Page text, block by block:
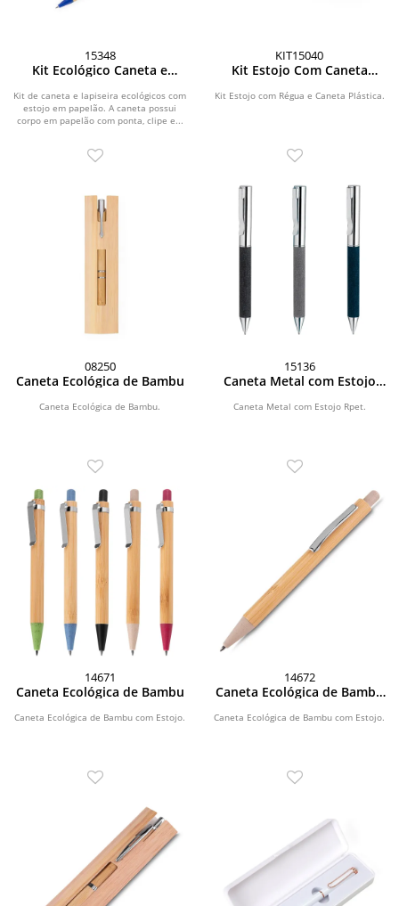
15348
Kit Ecológico Caneta e
Kit de caneta e lapiseira ecológicos com
estojo em papelão. A caneta possui
corpo em papelão com ponta, clipe e...
KIT15040
Kit Estojo Com Caneta
Kit Estojo com Régua e Caneta Plástica.
08250
Caneta Ecológica de Bambu
Caneta Ecológica de Bambu.
15136
Caneta Metal com Estojo
Caneta Metal com Estojo Rpet.
14671
Caneta Ecológica de Bambu
Caneta Ecológica de Bambu com Estojo.
14672
Caneta Ecológica de Bambu
Caneta Ecológica de Bambu com Estojo.